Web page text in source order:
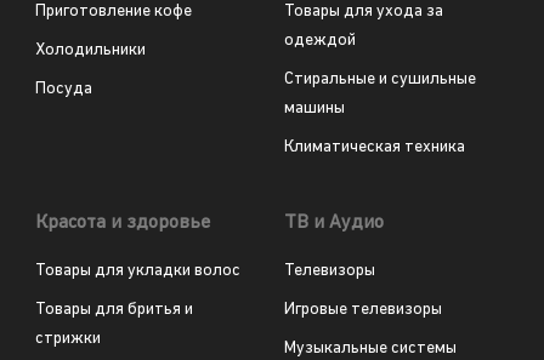
Приготовление кофе
Холодильники
Посуда
Товары для ухода за
одеждой
Стиральные и сушильные
машины
Климатическая техника
Красота и здоровье
Товары для укладки волос
Товары для бритья и
стрижки
ТВ и Аудио
Телевизоры
Игровые телевизоры
Музыкальные системы